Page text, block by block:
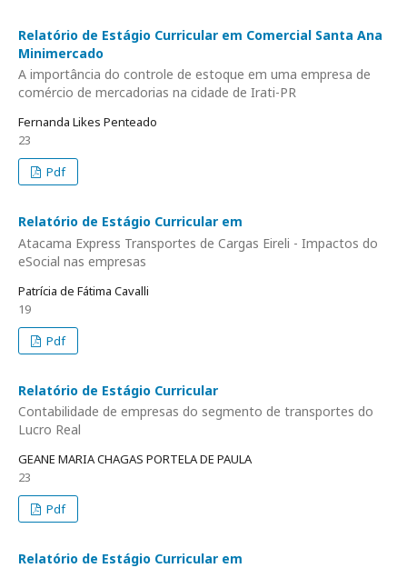
Relatório de Estágio Curricular em Comercial Santa Ana
Minimercado
A importância do controle de estoque em uma empresa de
comércio de mercadorias na cidade de Irati-PR
Fernanda Likes Penteado
23
Pdf
Relatório de Estágio Curricular em
Atacama Express Transportes de Cargas Eireli - Impactos do
eSocial nas empresas
Patrícia de Fátima Cavalli
19
Pdf
Relatório de Estágio Curricular
Contabilidade de empresas do segmento de transportes do
Lucro Real
GEANE MARIA CHAGAS PORTELA DE PAULA
23
Pdf
Relatório de Estágio Curricular em